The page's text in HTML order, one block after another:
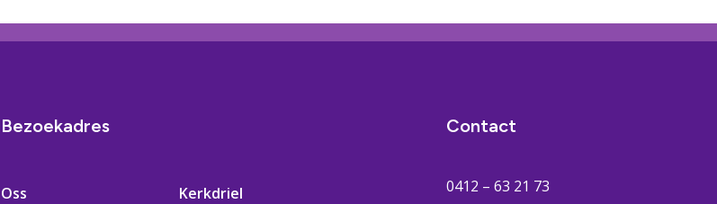
Bezoekadres
Oss
Kerkdriel
Contact
0412 – 63 21 73